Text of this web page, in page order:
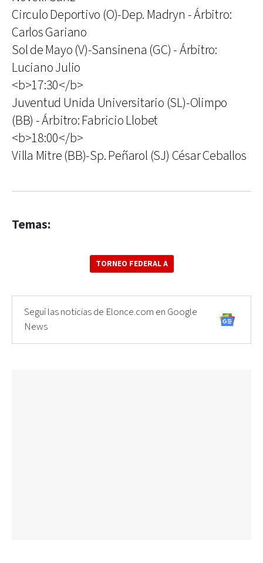
Circulo Deportivo (O)-Dep. Madryn - Árbitro:
Carlos Gariano
Sol de Mayo (V)-Sansinena (GC) - Árbitro:
Luciano Julio
<b>17:30</b>
Juventud Unida Universitario (SL)-Olimpo
(BB) - Árbitro: Fabricio Llobet
<b>18:00</b>
Villa Mitre (BB)-Sp. Peñarol (SJ) César Ceballos
Temas:
TORNEO FEDERAL A
Seguí las noticias de Elonce.com en Google
News